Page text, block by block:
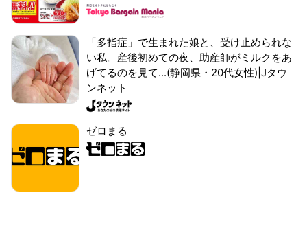
「多指症」で生まれた娘と、受け止められな
い私。産後初めての夜、助産師がミルクをあ
げてるのを見て...(静岡県・20代女性)|Jタウ
ンネット
ゼロまる